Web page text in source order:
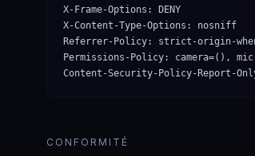
X-Frame-Options: DENY
X-Content-Type-Options: nosniff
Referrer-Policy: strict-origin-
Permissions-Policy: camera=(),
Content-Security-Policy-Report-
CONFORMITÉ